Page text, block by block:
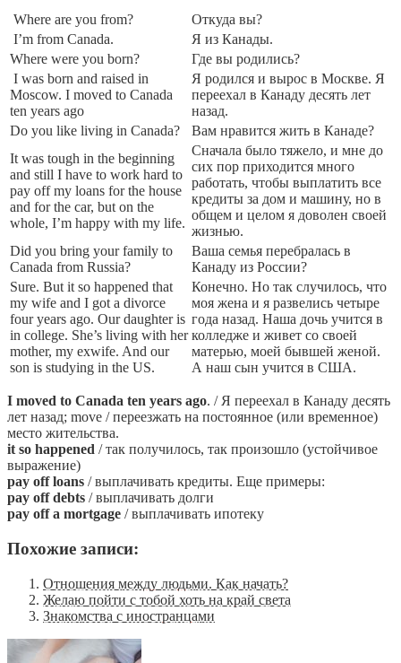
Where are you from?
Откуда вы?
I’m from Canada.
Я из Канады.
Where were you born?
Где вы родились?
I was born and raised in
Moscow. I moved to Canada
ten years ago
Я родился и вырос в Москве. Я
переехал в Канаду десять лет
назад.
Do you like living in Canada?
Вам нравится жить в Канаде?
It was tough in the beginning
and still I have to work hard to
pay off my loans for the house
and for the car, but on the
whole, I’m happy with my life.
Сначала было тяжело, и мне до
сих пор приходится много
работать, чтобы выплатить все
кредиты за дом и машину, но в
общем и целом я доволен своей
жизнью.
Did you bring your family to
Canada from Russia?
Ваша семья перебралась в
Канаду из России?
Sure. But it so happened that
my wife and I got a divorce
four years ago. Our daughter is
in college. She’s living with her
mother, my exwife. And our
son is studying in the US.
Конечно. Но так случилось, что
моя жена и я развелись четыре
года назад. Наша дочь учится в
колледже и живет со своей
матерью, моей бывшей женой.
А наш сын учится в США.
I moved to Canada ten years ago. / Я переехал в Канаду десять
лет назад; move / переезжать на постоянное (или временное)
место жительства.
it so happened / так получилось, так произошло (устойчивое
выражение)
pay off loans / выплачивать кредиты. Еще примеры:
pay off debts / выплачивать долги
pay off a mortgage / выплачивать ипотеку
Похожие записи:
Отношения между людьми. Как начать?
Желаю пойти с тобой хоть на край света
Знакомства с иностранцами